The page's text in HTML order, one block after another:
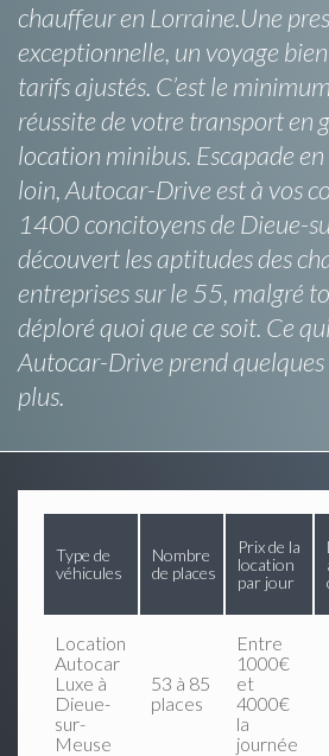
chauffeur en Lorraine.Une
exceptionnelle, un voyage
tarifs ajustés. C’est le
réussite de votre transport en
location minibus. Escapade
loin, Autocar-Drive est à vos
1400 concitoyens de Dieue-
découvert les aptitudes des
entreprises sur le 55, malgré
déploré quoi que ce soit. Ce
Autocar-Drive prend quelques
plus.
Type de
véhicules
Nombre
de places
Prix de la
location
par jour
Location
Autocar
Luxe à
Dieue-
sur-
Meuse
53 à 85
places
Entre
1000€
et
4000€
la
journée